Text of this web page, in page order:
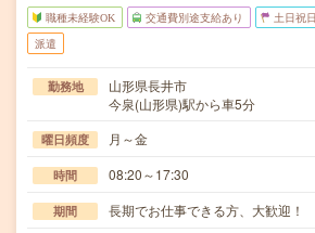
職種未経験OK 交通費別途支給あり 土日祝
派遣
勤務地
山形県長井市
今泉(山形県)駅から車5分
曜日頻度 月～金
時間 08:20～17:30
期間 長期でお仕事できる方、大歓迎！